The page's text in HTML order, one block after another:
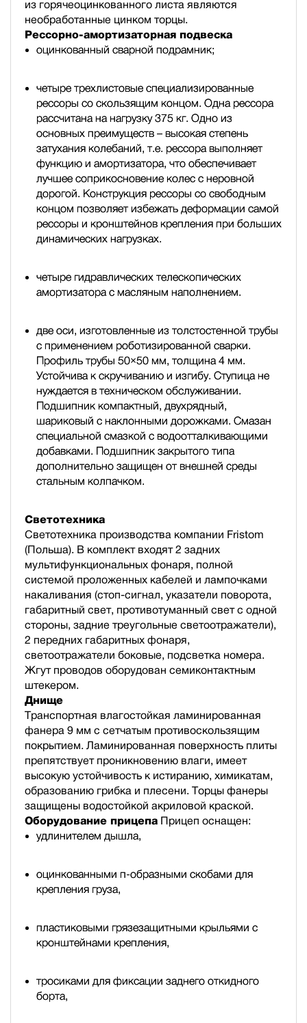
из горячеоцинкованного листа являются
необработанные цинком торцы.
Рессорно-амортизаторная подвеска
оцинкованный сварной подрамник;
четыре трехлистовые специализированные
рессоры со скользящим концом. Одна рессора
рассчитана на нагрузку 375 кг. Одно из
основных преимуществ – высокая степень
затухания колебаний, т.е. рессора выполняет
функцию и амортизатора, что обеспечивает
лучшее соприкосновение колес с неровной
дорогой. Конструкция рессоры со свободным
концом позволяет избежать деформации самой
рессоры и кронштейнов крепления при больших
динамических нагрузках.
четыре гидравлических телескопических
амортизатора с масляным наполнением.
две оси, изготовленные из толстостенной трубы
с применением роботизированной сварки.
Профиль трубы 50×50 мм, толщина 4 мм.
Устойчива к скручиванию и изгибу. Ступица не
нуждается в техническом обслуживании.
Подшипник компактный, двухрядный,
шариковый с наклонными дорожками. Смазан
специальной смазкой с водоотталкивающими
добавками. Подшипник закрытого типа
дополнительно защищен от внешней среды
стальным колпачком.
Светотехника
Светотехника производства компании Fristom
(Польша). В комплект входят 2 задних
мультифункциональных фонаря, полной
cистемой проложенных кабелей и лампочками
накаливания (стоп-сигнал, указатели поворота,
габаритный свет, противотуманный свет с одной
стороны, задние треугольные светоотражатели),
2 передних габаритных фонаря,
светоотражатели боковые, подсветка номера.
Жгут проводов оборудован семиконтактным
штекером.
Днище
Транспортная влагостойкая ламинированная
фанера 9 мм с сетчатым противоскользящим
покрытием. Ламинированная поверхность плиты
препятствует проникновению влаги, имеет
высокую устойчивость к истиранию, химикатам,
образованию грибка и плесени. Торцы фанеры
защищены водостойкой акриловой краской.
Оборудование прицепа Прицеп оснащен:
удлинителем дышла,
оцинкованными п-образными скобами для
крепления груза,
пластиковыми грязезащитными крыльями с
кронштейнами крепления,
тросиками для фиксации заднего откидного
борта,